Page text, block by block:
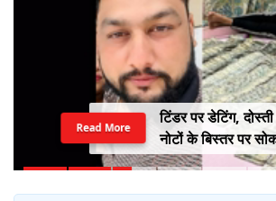
टिंडर पर डेटिंग,
नोटों के बिस्तर पर
सपना, लूट लिए 6
Read More